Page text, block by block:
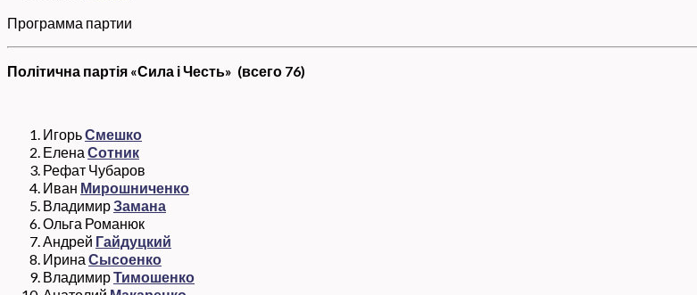
Программа партии
Політична партія «Сила і Честь» (всего 76)
ИгорьСмешко
Елена Сотник
Рефат Чубаров
Иван Мирошниченко
ВладимирЗамана
Ольга Романюк
Андрей Гайдуцкий
Ирина Сысоенко
ВладимирТимошенко